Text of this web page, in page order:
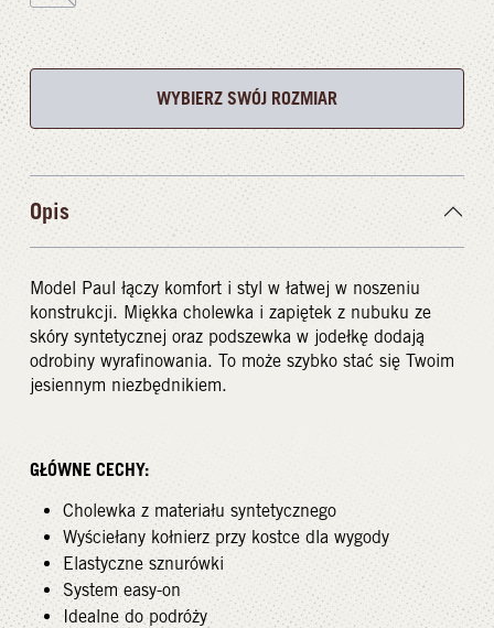
WYBIERZ SWÓJ ROZMIAR
Opis
Model Paul łączy komfort i styl w łatwej w noszeniu
konstrukcji. Miękka cholewka i zapiętek z nubuku ze
skóry syntetycznej oraz podszewka w jodełkę dodają
odrobiny wyrafinowania. To może szybko stać się Twoim
jesiennym niezbędnikiem.
GŁÓWNE CECHY:
Cholewka z materiału syntetycznego
Wyściełany kołnierz przy kostce dla wygody
Elastyczne sznurówki
System easy-on
Idealne do podróży